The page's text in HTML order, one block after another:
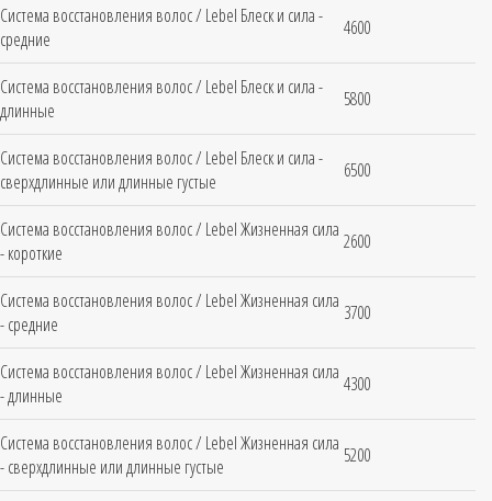
Система восстановления волос / Lebel Блеск и сила -
средние
4600
Система восстановления волос / Lebel Блеск и сила -
длинные
5800
Система восстановления волос / Lebel Блеск и сила -
сверхдлинные или длинные густые
6500
Система восстановления волос / Lebel Жизненная сила
- короткие
2600
Система восстановления волос / Lebel Жизненная сила
- средние
3700
Система восстановления волос / Lebel Жизненная сила
- длинные
4300
Система восстановления волос / Lebel Жизненная сила
- сверхдлинные или длинные густые
5200